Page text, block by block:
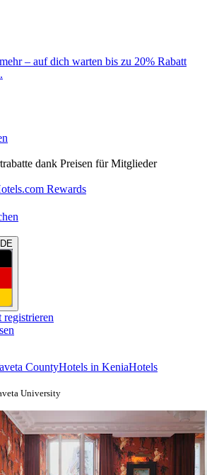
– auf dich warten bis zu 20% Rabatt
dank Preisen für Mitglieder
Rewards
CountyHotels in KeniaHotels
University